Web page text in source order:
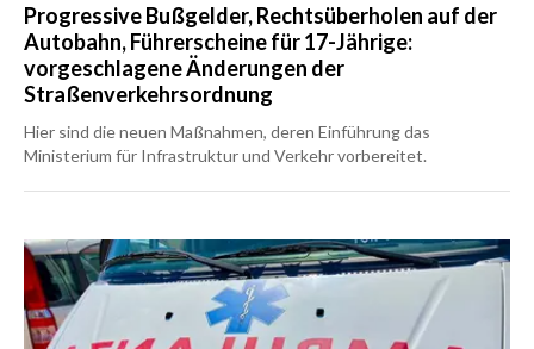
Progressive Bußgelder, Rechtsüberholen auf der
Autobahn, Führerscheine für 17-Jährige:
vorgeschlagene Änderungen der
Straßenverkehrsordnung
Hier sind die neuen Maßnahmen, deren Einführung das
Ministerium für Infrastruktur und Verkehr vorbereitet.